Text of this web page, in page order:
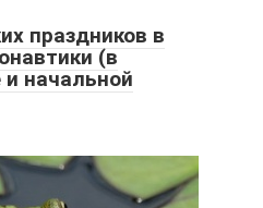
праздников в
(в
начальной